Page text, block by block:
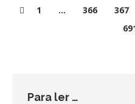
1 … 366 367
Para ler …